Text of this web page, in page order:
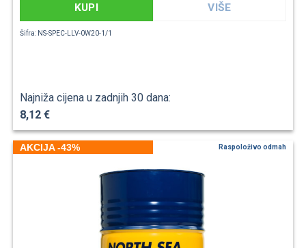
KUPI VIŠE
Šifra: NS-SPEC-LLV-0W20-1/1
Najniža cijena u zadnjih 30 dana:
8,12 €
AKCIJA -43% Raspoloživo odmah